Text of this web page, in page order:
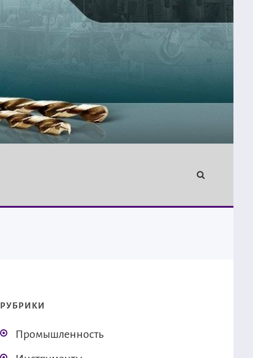
РУБРИКИ
Промышленность